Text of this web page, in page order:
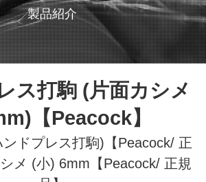
製品紹介
ス打駒 (片面カシメ
【Peacock】
ドプレス打駒)【Peacock/ 正
メ (小) 6mm【Peacock/ 正規